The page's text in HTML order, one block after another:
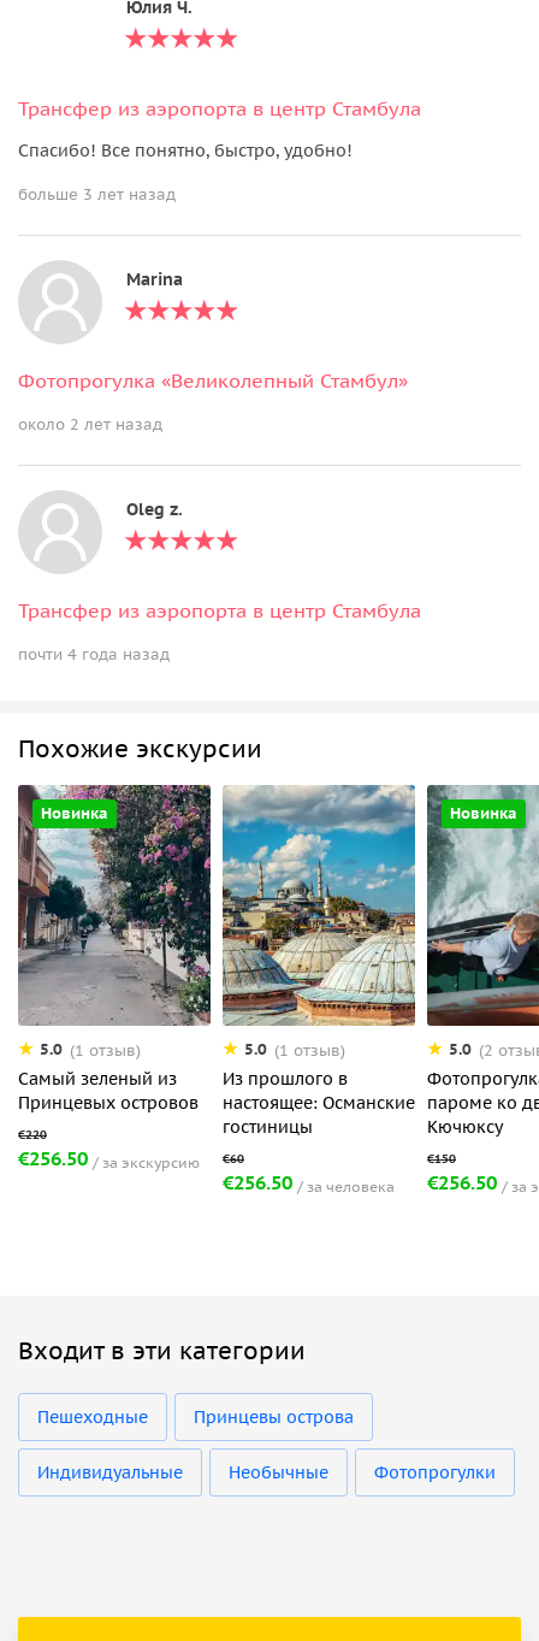
Юлия Ч.
Трансфер из аэропорта в центр Стамбула
Спасибо! Все понятно, быстро, удобно!
больше 3 лет назад
Marina
Фотопрогулка «Великолепный Стамбул»
около 2 лет назад
Oleg z.
Трансфер из аэропорта в центр Стамбула
почти 4 года назад
Похожие экскурсии
Новинка
5.0 (1 отзыв)
Самый зеленый из
Принцевых островов
€256.50 за экскурсию
5.0 (1 отзыв)
Из прошлого в
настоящее: Османские
гостиницы
€256.50 за человека
Новинка
5.0 (2
пароме ко
Кючюксу
€256.50 за
Входит в эти категории
Пешеходные Принцевы острова
Индивидуальные Необычные Фотопрогулки